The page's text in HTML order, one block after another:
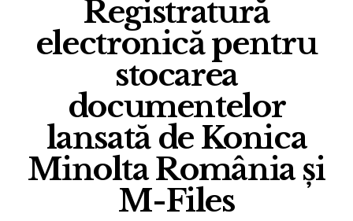
Registratură
electronică pentru
stocarea
documentelor
lansată de Konica
Minolta România și
M-Files